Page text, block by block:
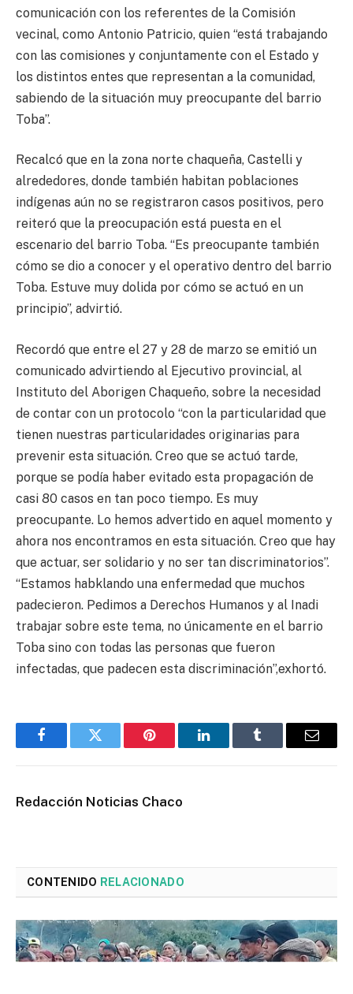
comunicación con los referentes de la Comisión
vecinal, como Antonio Patricio, quien “está trabajando
con las comisiones y conjuntamente con el Estado y
los distintos entes que representan a la comunidad,
sabiendo de la situación muy preocupante del barrio
Toba”.
Recalcó que en la zona norte chaqueña, Castelli y
alrededores, donde también habitan poblaciones
indígenas aún no se registraron casos positivos, pero
reiteró que la preocupación está puesta en el
escenario del barrio Toba. “Es preocupante también
cómo se dio a conocer y el operativo dentro del barrio
Toba. Estuve muy dolida por cómo se actuó en un
principio”, advirtió.
Recordó que entre el 27 y 28 de marzo se emitió un
comunicado advirtiendo al Ejecutivo provincial, al
Instituto del Aborigen Chaqueño, sobre la necesidad
de contar con un protocolo “con la particularidad que
tienen nuestras particularidades originarias para
prevenir esta situación. Creo que se actuó tarde,
porque se podía haber evitado esta propagación de
casi 80 casos en tan poco tiempo. Es muy
preocupante. Lo hemos advertido en aquel momento y
ahora nos encontramos en esta situación. Creo que hay
que actuar, ser solidario y no ser tan discriminatorios”.
“Estamos habklando una enfermedad que muchos
padecieron. Pedimos a Derechos Humanos y al Inadi
trabajar sobre este tema, no únicamente en el barrio
Toba sino con todas las personas que fueron
infectadas, que padecen esta discriminación”,exhortó.
FacebookTwitter Pinterest LinkedInTumblr Email
Redacción Noticias Chaco
CONTENIDO RELACIONADO